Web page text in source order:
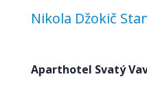
Nikola Džokič
Aparthotel Svatý